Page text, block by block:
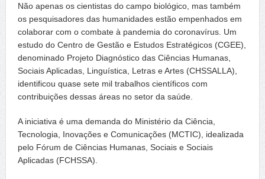
Não apenas os cientistas do campo biológico, mas também
os pesquisadores das humanidades estão empenhados em
colaborar com o combate à pandemia do coronavírus. Um
estudo do Centro de Gestão e Estudos Estratégicos (CGEE),
denominado Projeto Diagnóstico das Ciências Humanas,
Sociais Aplicadas, Linguística, Letras e Artes (CHSSALLA),
identificou quase sete mil trabalhos científicos com
contribuições dessas áreas no setor da saúde.
A iniciativa é uma demanda do Ministério da Ciência,
Tecnologia, Inovações e Comunicações (MCTIC), idealizada
pelo Fórum de Ciências Humanas, Sociais e Sociais
Aplicadas (FCHSSA).